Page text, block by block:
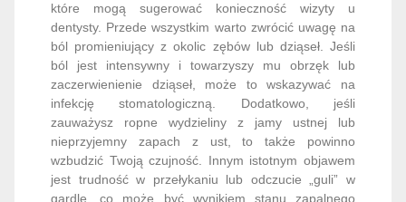
które mogą sugerować konieczność wizyty u
dentysty. Przede wszystkim warto zwrócić uwagę na
ból promieniujący z okolic zębów lub dziąseł. Jeśli
ból jest intensywny i towarzyszy mu obrzęk lub
zaczerwienienie dziąseł, może to wskazywać na
infekcję stomatologiczną. Dodatkowo, jeśli
zauważysz ropne wydzieliny z jamy ustnej lub
nieprzyjemny zapach z ust, to także powinno
wzbudzić Twoją czujność. Innym istotnym objawem
jest trudność w przełykaniu lub odczucie „guli” w
gardle, co może być wynikiem stanu zapalnego